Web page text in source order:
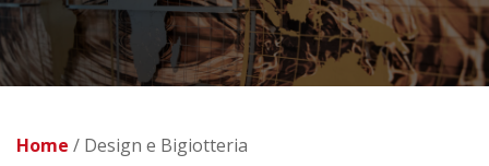
Home / Design e Bigiotteria